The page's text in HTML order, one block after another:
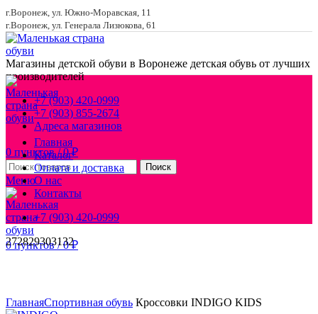
г.Воронеж, ул. Южно-Моравская, 11
г.Воронеж, ул. Генерала Лизюкова, 61
Магазины детской обуви в Воронеже детская обувь от лучших
производителей
+7 (903) 420-0999
+7 (903) 855-2674
Адреса магазинов
0 пунктов / 0₽
Поиск
Меню
0пунктов / 0₽
Главная
Каталог
Оплата и доставка
О нас
Контакты
+7 (903) 420-0999
272829303132
ГлавнаяСпортивная обувь Кроссовки INDIGO KIDS